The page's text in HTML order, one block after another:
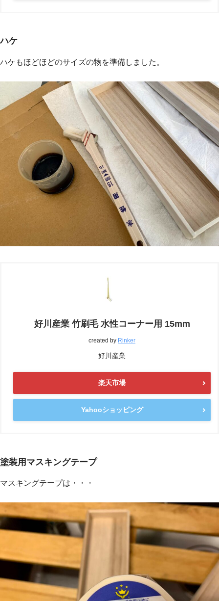
ハケ
ハケもほどほどのサイズの物を準備しました。
好川産業 竹刷毛 水性コーナー用 15mm
created by Rinker
好川産業
楽天市場
Yahooショッピング
塗装用マスキングテープ
マスキングテープは・・・